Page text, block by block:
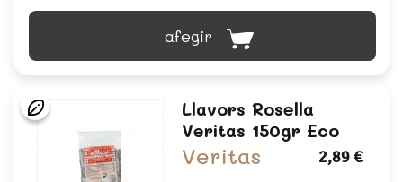
afegir
Llavors Rosella
Veritas 150gr Eco
Veritas 2,89 €